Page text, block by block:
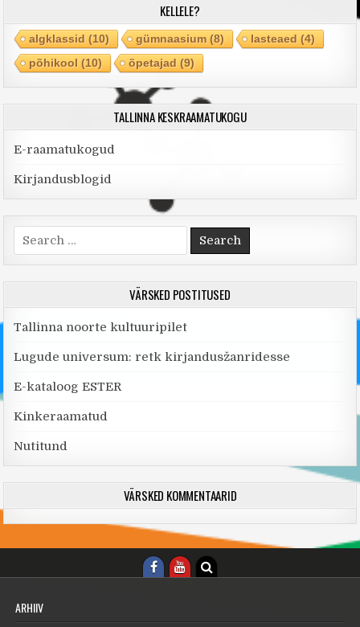
KELLELE?
algklassid (10) gümnaasium(8) lasteaed (4)
põhikool (10) õpetajad (9)
TALLINNA KESKRAAMATUKOGU
E-raamatukogud
Kirjandusblogid
Search
for:
VÄRSKED POSTITUSED
Tallinna noorte kultuuripilet
Lugude universum: retk kirjandusžanridesse
E-kataloog ESTER
Kinkeraamatud
Nutitund
VÄRSKED KOMMENTAARID
ARHIIV